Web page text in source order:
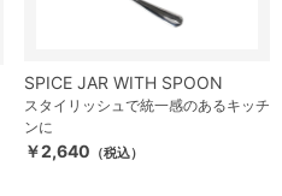
SPICE JAR WITH SPOON
スタイリッシュで統一感のあるキッチ
ンに
￥2,640 （税込）